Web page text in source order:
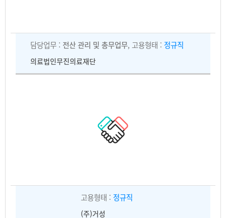
담당업무 : 전산 관리 및 총무업무, 고용형태 : 정규직
의료법인무진의료재단
고용형태 : 정규직
(주)거성